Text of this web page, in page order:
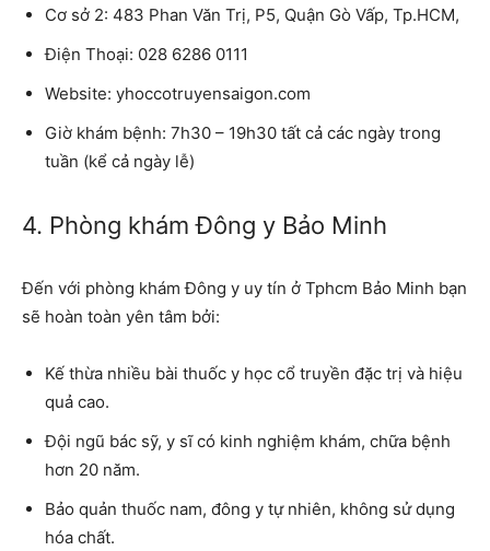
Cơ sở 2: 483 Phan Văn Trị, P5, Quận Gò Vấp, Tp.HCM,
Điện Thoại: 028 6286 0111
Website: yhoccotruyensaigon.com
Giờ khám bệnh: 7h30 – 19h30 tất cả các ngày trong
tuần (kể cả ngày lễ)
4. Phòng khám Đông y Bảo Minh
Đến với phòng khám Đông y uy tín ở Tphcm Bảo Minh bạn
sẽ hoàn toàn yên tâm bởi:
Kế thừa nhiều bài thuốc y học cổ truyền đặc trị và hiệu
quả cao.
Đội ngũ bác sỹ, y sĩ có kinh nghiệm khám, chữa bệnh
hơn 20 năm.
Bảo quản thuốc nam, đông y tự nhiên, không sử dụng
hóa chất.